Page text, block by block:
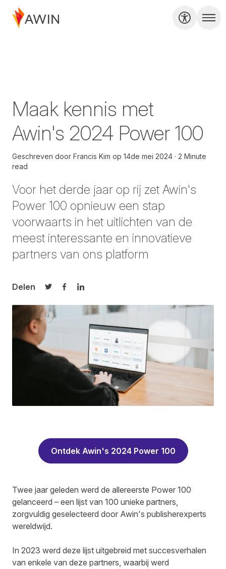
Maak kennis met
Awin's 2024 Power 100
Geschreven door Francis Kim op 14de mei 2024
2 Minute
read
Voor het derde jaar op rij zet Awin's
Power 100 opnieuw een stap
voorwaarts in het uitlichten van de
meest interessante en innovatieve
partners van ons platform
Delen
Delen op Twitter
Delen op Facebook
Delen op LinkedIn
Ontdek Awin's 2024 Power 100
Twee jaar geleden werd de allereerste Power 100
gelanceerd – een lijst van 100 unieke partners,
zorgvuldig geselecteerd door Awin's publisherexperts
wereldwijd.
In 2023 werd deze lijst uitgebreid met succesverhalen
van enkele van deze partners, waarbij werd